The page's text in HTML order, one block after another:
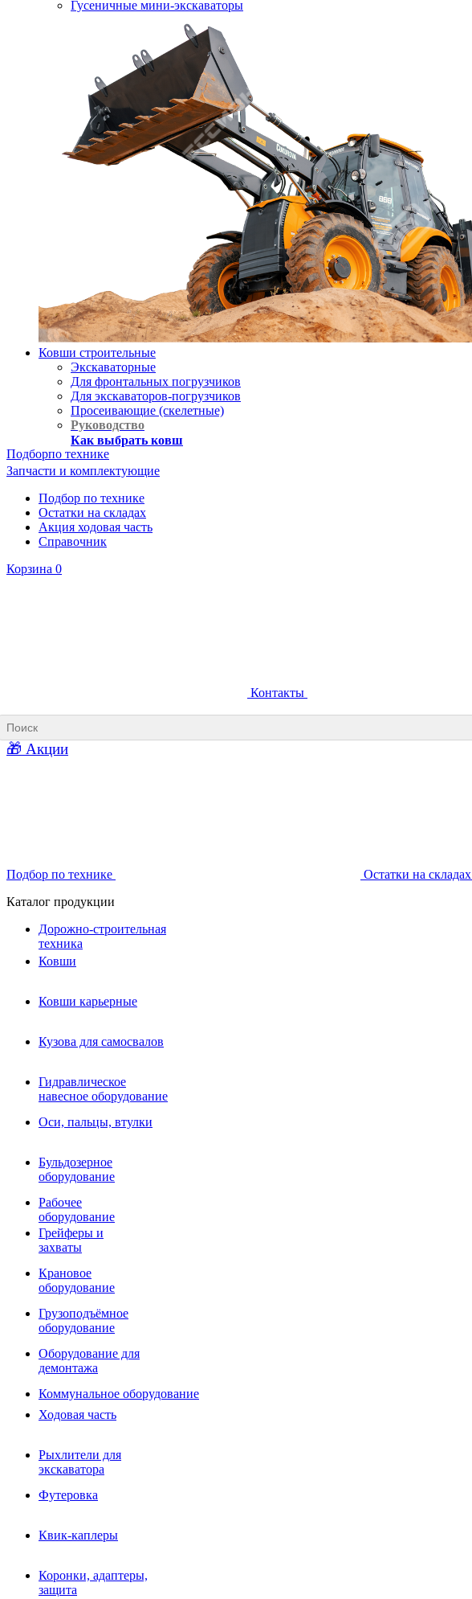
Гусеничные мини-экскаваторы
Ковши строительные
Экскаваторные
Для фронтальных погрузчиков
Для экскаваторов-погрузчиков
Просеивающие (скелетные)
Руководство
Как выбрать ковш
Ковши для фронтальных погрузчиков
Гидравлическое навесное
оборудование
Гидробуры и шнеки
Вибротрамбовки
Навесные дорожные фрезы
Виброрипперы
Ковши дробильные щековые
Ковши дробильные роторные
Сортировочные ковши барабанные
Сортировочные ковши вальцовые
Фрезы роторные
Фрезы дисковые
Траншеекопатели
Просеивающие ковши для фронтальных погрузчиков
Распределители асфальта
Переходные плиты
Гидроразводка
РВД
Сваерезки
Как выбрать гидромолот
Подборпо технике
Запчасти и комплектующие
Подбор по технике
Остатки на складах
Акция ходовая часть
Справочник
Корзина 0
Контакты
🎁 Акции
Подбор по технике
Остатки на складах
Каталог продукции
Дорожно-строительная
техника
Ковши
Ковши карьерные
Кузова для самосвалов
Гидравлическое
навесное оборудование
Оси, пальцы, втулки
Бульдозерное
оборудование
Рабочее
оборудование
Грейферы и
захваты
Крановое
оборудование
Грузоподъёмное
оборудование
Оборудование для
демонтажа
Коммунальное оборудование
Ходовая часть
Рыхлители для
экскаватора
Футеровка
Квик-каплеры
Коронки, адаптеры,
защита